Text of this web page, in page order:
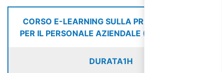
CORSO E-LEARNING SULLA PRIVACY (GDPR)
PER IL PERSONALE AZIENDALE (CORSO BASE)
DURATA1H